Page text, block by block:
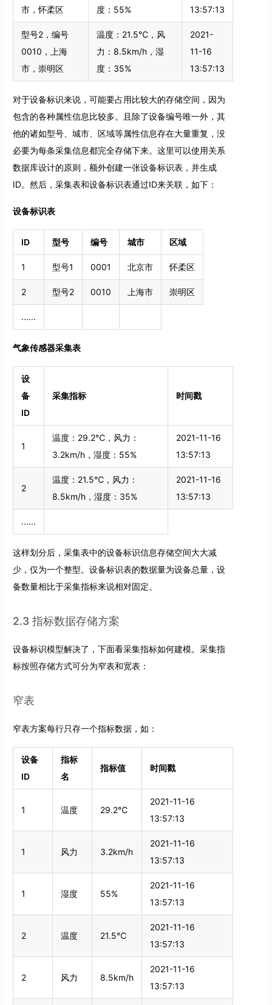
市，怀柔区
度：55%
13:57:13
型号2，编号
0010，上海
市，崇明区
温度：21.5℃，风
力：8.5km/h，湿
度：35%
2021-
11-16
13:57:13
对于设备标识来说，可能要占用比较大的存储空间，因为
包含的各种属性信息比较多。且除了设备编号唯一外，其
他的诸如型号、城市、区域等属性信息存在大量重复，没
必要为每条采集信息都完全存储下来。这里可以使用关系
数据库设计的原则，额外创建一张设备标识表，并生成
ID。然后，采集表和设备标识表通过ID来关联，如下：
设备标识表
ID 型号 编号 城市 区域
1 型号1 0001 北京市 怀柔区
2 型号2 0010 上海市 崇明区
......
气象传感器采集表
设
备
ID
采集指标 时间戳
1
温度：29.2℃，风力：
3.2km/h，湿度：55%
2021-11-16
13:57:13
2
温度：21.5℃，风力：
8.5km/h，湿度：35%
2021-11-16
13:57:13
......
这样划分后，采集表中的设备标识信息存储空间大大减
少，仅为一个整型。设备标识表的数据量为设备总量，设
备数量相比于采集指标来说相对固定。
2.3 指标数据存储方案
设备标识模型解决了，下面看采集指标如何建模。采集指
标按照存储方式可分为窄表和宽表：
窄表
窄表方案每行只存一个指标数据，如：
设备
ID
指标
名
指标值 时间戳
1 温度 29.2℃
2021-11-16
13:57:13
1 风力 3.2km/h
2021-11-16
13:57:13
1 湿度 55%
2021-11-16
13:57:13
2 温度 21.5℃
2021-11-16
13:57:13
2 风力 8.5km/h
2021-11-16
13:57:13